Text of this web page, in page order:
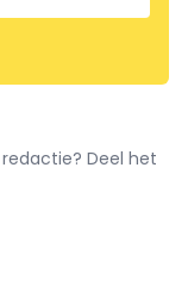
Deel het